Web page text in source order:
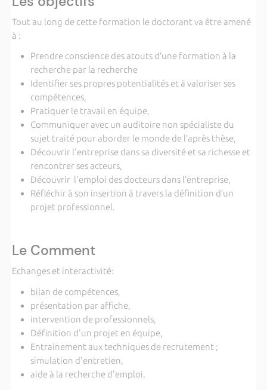
Tout au long de cette formation le doctorant va être amené
à :
Prendre conscience des atouts d’une formation à la
recherche par la recherche
Identifier ses propres potentialités et à valoriser ses
compétences,
Pratiquer le travail en équipe,
Communiquer avec un auditoire non spécialiste du
sujet traité pour aborder le monde de l’après thèse,
Découvrir l'entreprise dans sa diversité et sa richesse et
rencontrer ses acteurs,
Découvrir l'emploi des docteurs dans l’entreprise,
Réfléchir à son insertion à travers la définition d’un
projet professionnel.
Le Comment
Echanges et interactivité:
bilan de compétences,
présentation par affiche,
intervention de professionnels,
Définition d'un projet en équipe,
Entrainement aux techniques de recrutement ;
simulation d'entretien,
aide à la recherche d'emploi.